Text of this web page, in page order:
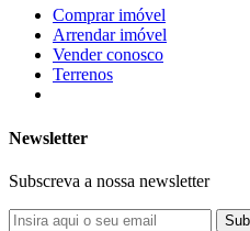
Comprar imóvel
Arrendar imóvel
Vender conosco
Terrenos
Newsletter
Subscreva a nossa newsletter